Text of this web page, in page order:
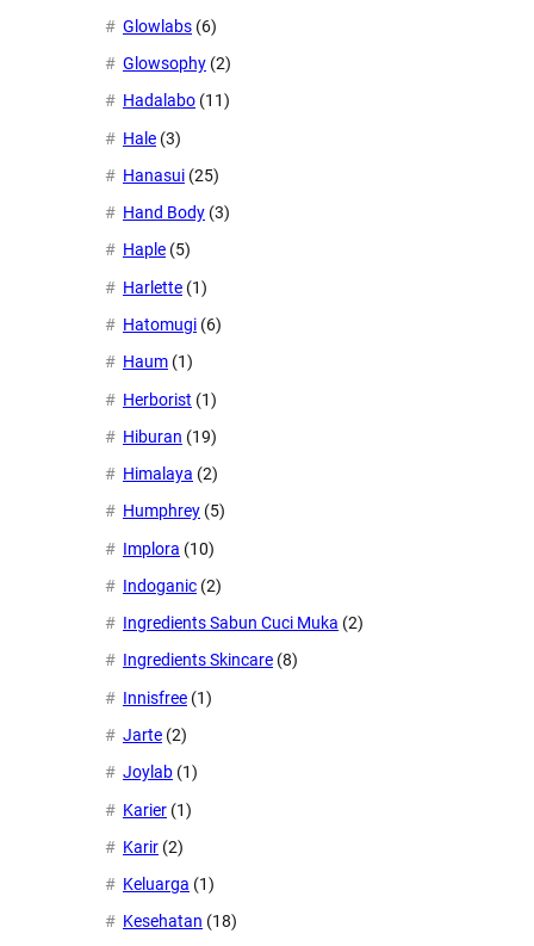
Glowlabs (6)
Glowsophy (2)
Hadalabo (11)
Hale (3)
Hanasui (25)
Hand Body (3)
Haple (5)
Harlette (1)
Hatomugi (6)
Haum (1)
Herborist (1)
Hiburan (19)
Himalaya (2)
Humphrey (5)
Implora (10)
Indoganic (2)
Ingredients Sabun Cuci Muka (2)
Ingredients Skincare (8)
Innisfree (1)
Jarte (2)
Joylab (1)
Karier (1)
Karir (2)
Keluarga (1)
Kesehatan (18)